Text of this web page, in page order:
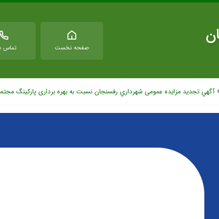
صفحه نخست تماس
آگهي تجدید مزایده عمومی شهرداري رفسنجان نسبت به بهره برداری پارکینگ